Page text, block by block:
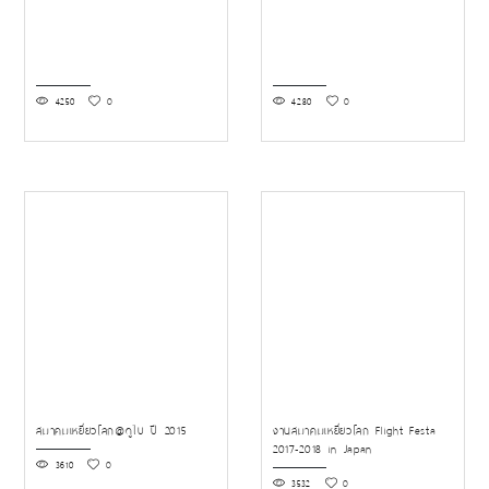
4250 0 4280 0
สมาคมเหยี่ยวโลก@ดูไบ ปี 2015
3610 0
งานสมาคมเหยี่ยวโลก Flight Festa
2017-2018 in Japan
3532 0